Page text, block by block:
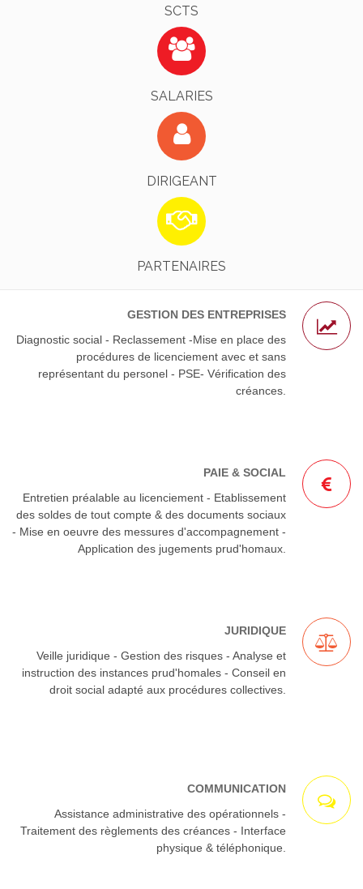
SCTS
SALARIES
Identifiez-Vous !
EN SAVOIR PLUS
DIRIGEANT
Identifiez-Vous !
EN SAVOIR PLUS
PARTENAIRES
L’AGS - Nos Avocats Partenaires
EN SAVOIR PLUS
GESTION DES ENTREPRISES
Diagnostic social - Reclassement -Mise en place des
procédures de licenciement avec et sans
représentant du personel - PSE- Vérification des
créances.
PAIE & SOCIAL
Entretien préalable au licenciement - Etablissement
des soldes de tout compte & des documents sociaux
- Mise en oeuvre des messures d'accompagnement -
Application des jugements prud'homaux.
JURIDIQUE
Veille juridique - Gestion des risques - Analyse et
instruction des instances prud'homales - Conseil en
droit social adapté aux procédures collectives.
COMMUNICATION
Assistance administrative des opérationnels -
Traitement des règlements des créances - Interface
physique & téléphonique.